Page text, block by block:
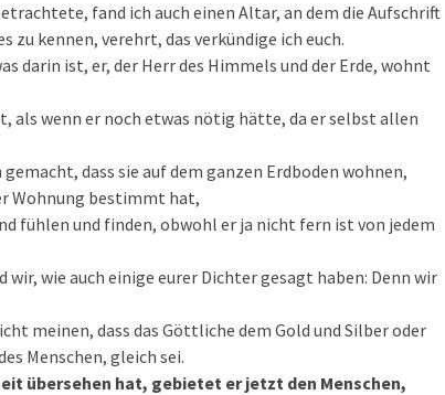
fand ich auch einen Altar, an dem die Aufschrift
zu kennen, verehrt, das verkündige ich euch.
darin ist, er, der Herr des Himmels und der Erde, wohnt
als wenn er noch etwas nötig hätte, da er selbst allen
dass sie auf dem ganzen Erdboden wohnen,
Wohnung bestimmt hat,
fühlen und finden, obwohl er ja nicht fern ist von jedem
wir, wie auch einige eurer Dichter gesagt haben: Denn wir
meinen, dass das Göttliche dem Gold und Silber oder
Menschen, gleich sei.
übersehen hat, gebietet er jetzt den Menschen,